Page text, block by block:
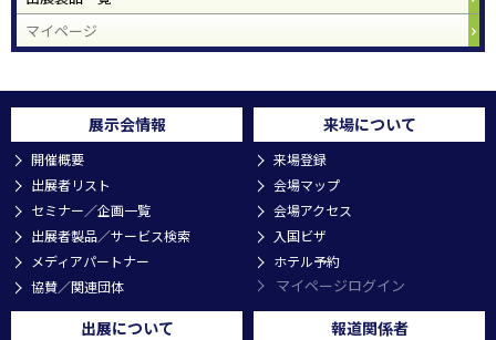
マイページ
展示会情報
開催概要
出展者リスト
セミナー／企画一覧
出展者製品／サービス検索
メディアパートナー
協賛／関連団体
来場について
来場登録
会場マップ
会場アクセス
入国ビザ
ホテル予約
マイページログイン
出展について 報道関係者